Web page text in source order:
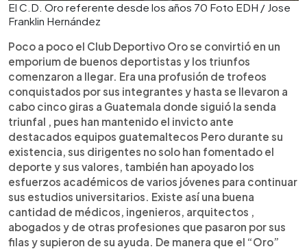
El C.D. Oro referente desde los años 70 Foto EDH / Jose
Franklin Hernández
Poco a poco el Club Deportivo Oro se convirtió en un
emporium de buenos deportistas y los triunfos
comenzaron a llegar. Era una profusión de trofeos
conquistados por sus integrantes y hasta se llevaron a
cabo cinco giras a Guatemala donde siguió la senda
triunfal , pues han mantenido el invicto ante
destacados equipos guatemaltecos Pero durante su
existencia, sus dirigentes no solo han fomentado el
deporte y sus valores, también han apoyado los
esfuerzos académicos de varios jóvenes para continuar
sus estudios universitarios. Existe así una buena
cantidad de médicos, ingenieros, arquitectos ,
abogados y de otras profesiones que pasaron por sus
filas y supieron de su ayuda. De manera que el “Oro”